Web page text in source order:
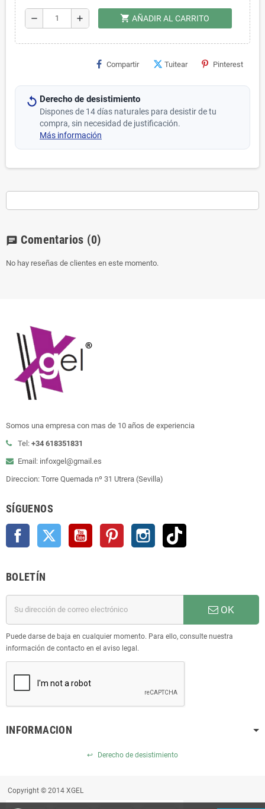
remove add shopping_cart AÑADIR AL CARRITO
Compartir Tuitear Pinterest
Derecho de desistimiento
Dispones de 14 días naturales para desistir de tu
compra, sin necesidad de justificación.
Más información
chat Comentarios (0)
No hay reseñas de clientes en este momento.
Somos una empresa con mas de 10 años de experiencia
Tel: +34 618351831
Email: infoxgel@gmail.es
Direccion: Torre Quemada nº 31 Utrera (Sevilla)
SÍGUENOS
Facebook Twitter YouTube Pinterest Instagram
BOLETÍN
OK
Puede darse de baja en cualquier momento. Para ello, consulte nuestra
información de contacto en el aviso legal.
INFORMACION
↩ Derecho de desistimiento
Copyright © 2014 XGEL